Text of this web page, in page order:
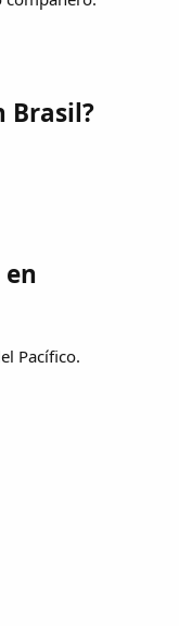
Brasil?
Pacífico.